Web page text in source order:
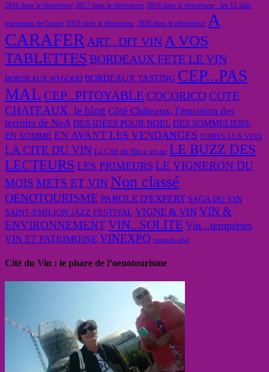
2016 dans le rétroviseur 2017 dans le rétroviseur 2018 dans le rétroviseur : les 12 faits
marquants de l'année 2019 dans le rétroviseur 2020 dans le rétroviseur A
CARAFER ART...DIT VIN A VOS
TABLETTES BORDEAUX FETE LE VIN
BORDEAUX SO GOOD BORDEAUX TASTING CEP...PAS
MAL CEP...PITOYABLE COCORICO COTE
CHATEAUX, le blog Côté Châteaux, l'émission des
terroirs de NoA DES IDEES POUR NOEL DES SOMMELIERS,
EN SOMME EN AVANT LES VENDANGES FOIRES AUX VINS
LA CITE DU VIN La Cité du Vin a un an LE BUZZ DES
LECTEURS LES PRIMEURS LE VIGNERON DU
MOIS METS ET VIN Non classé
OENOTOURISME PAROLE D'EXPERT SAGA DU VIN
SAINT-EMILION JAZZ FESTIVAL VIGNE & VIN VIN &
ENVIRONNEMENTVIN...SOLITE Vin...tempéries
VIN ET PATRIMOINE VINEXPO vinitech-sifel
Cité du Vin : le phare de l’oenotourisme